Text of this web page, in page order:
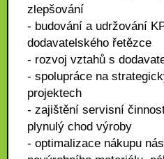
zlepšování
- budování a udržování
dodavatelského řetězce
- rozvoj vztahů s
- spolupráce na
projektech
- zajištění servisní
plynulý chod výroby
- optimalizace nákupu